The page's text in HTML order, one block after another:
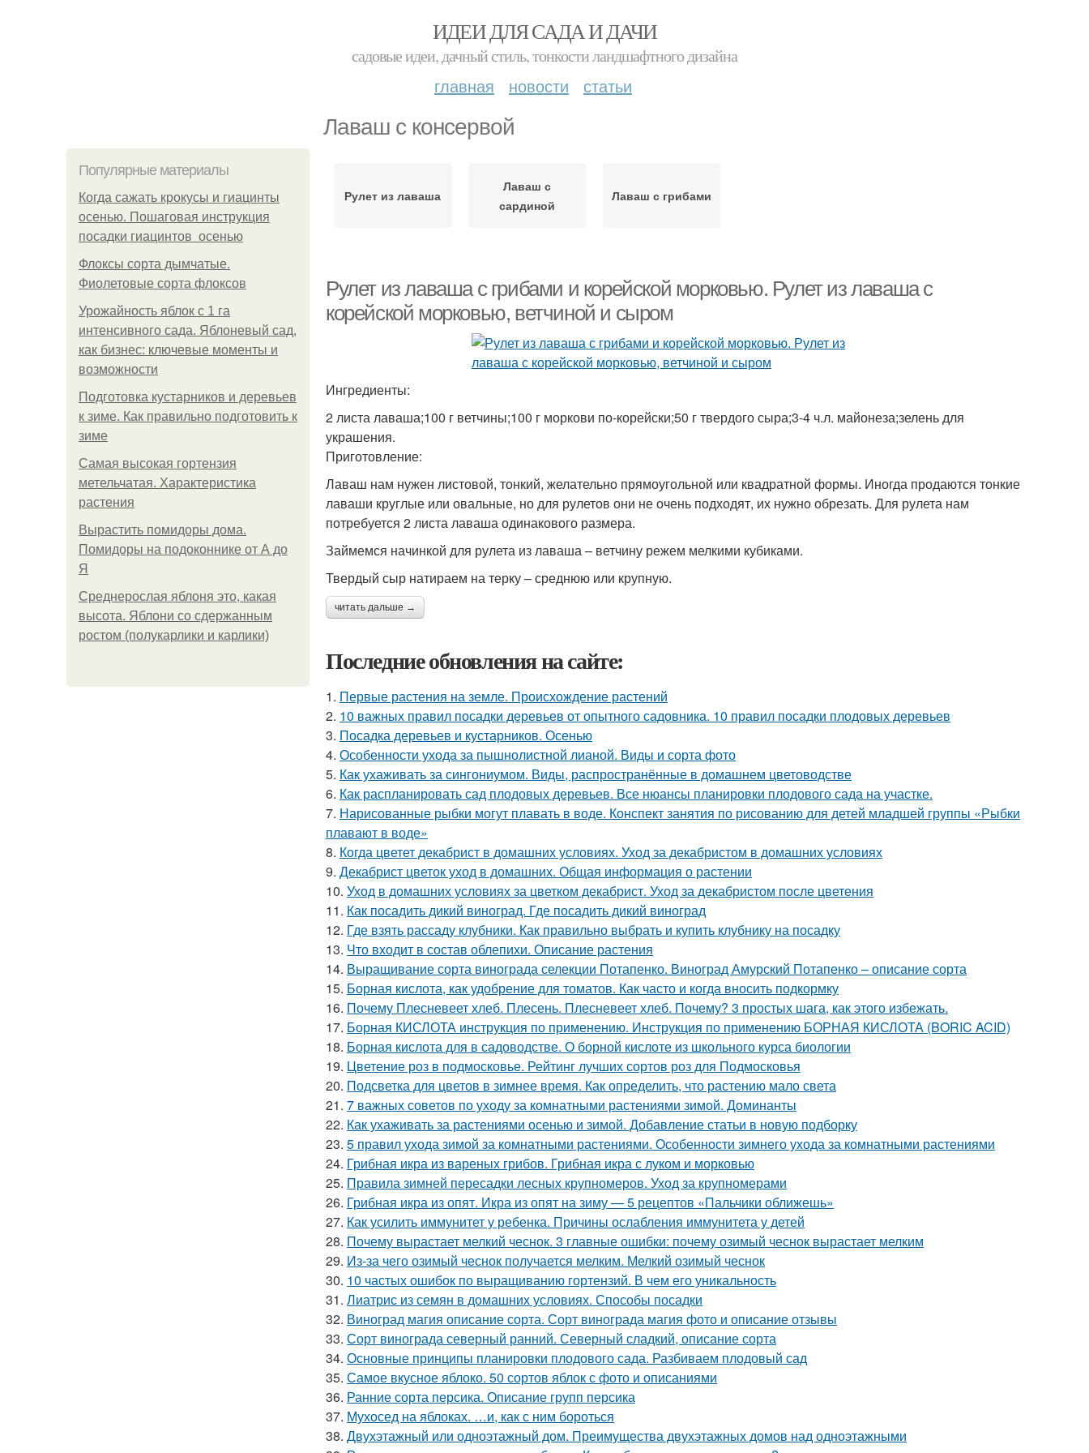
ИДЕИ ДЛЯ САДА И ДАЧИ
садовые идеи, дачный стиль, тонкости ландшафтного дизайна
главная новости статьи
Лаваш с консервой
Популярные материалы
Когда сажать крокусы и гиацинты
осенью. Пошаговая инструкция
посадки гиацинтов осенью
Флоксы сорта дымчатые.
Фиолетовые сорта флоксов
Урожайность яблок с 1 га
интенсивного сада. Яблоневый сад,
как бизнес: ключевые моменты и
возможности
Подготовка кустарников и деревьев
к зиме. Как правильно подготовить к
зиме
Самая высокая гортензия
метельчатая. Характеристика
растения
Вырастить помидоры дома.
Помидоры на подоконнике от А до
Я
Среднерослая яблоня это, какая
высота. Яблони со сдержанным
ростом (полукарлики и карлики)
Рулет из лаваша
Лаваш с
сардиной
Лаваш с грибами
Рулет из лаваша с грибами и корейской морковью. Рулет из лаваша с
корейской морковью, ветчиной и сыром
Ингредиенты:
2 листа лаваша;100 г ветчины;100 г моркови по-корейски;50 г твердого сыра;3-4 ч.л. майонеза;зелень для
украшения.
Приготовление:
Лаваш нам нужен листовой, тонкий, желательно прямоугольной или квадратной формы. Иногда продаются тонкие
лаваши круглые или овальные, но для рулетов они не очень подходят, их нужно обрезать. Для рулета нам
потребуется 2 листа лаваша одинакового размера.
Займемся начинкой для рулета из лаваша – ветчину режем мелкими кубиками.
Твердый сыр натираем на терку – среднюю или крупную.
читать дальше →
Последние обновления на сайте:
1. Первые растения на земле. Происхождение растений
2. 10 важных правил посадки деревьев от опытного садовника. 10 правил посадки плодовых деревьев
3. Посадка деревьев и кустарников. Осенью
4. Особенности ухода за пышнолистной лианой. Виды и сорта фото
5. Как ухаживать за сингониумом. Виды, распространённые в домашнем цветоводстве
6. Как распланировать сад плодовых деревьев. Все нюансы планировки плодового сада на участке.
7. Нарисованные рыбки могут плавать в воде. Конспект занятия по рисованию для детей младшей группы «Рыбки
плавают в воде»
8. Когда цветет декабрист в домашних условиях. Уход за декабристом в домашних условиях
9. Декабрист цветок уход в домашних. Общая информация о растении
10. Уход в домашних условиях за цветком декабрист. Уход за декабристом после цветения
11. Как посадить дикий виноград. Где посадить дикий виноград
12. Где взять рассаду клубники. Как правильно выбрать и купить клубнику на посадку
13. Что входит в состав облепихи. Описание растения
14. Выращивание сорта винограда селекции Потапенко. Виноград Амурский Потапенко – описание сорта
15. Борная кислота, как удобрение для томатов. Как часто и когда вносить подкормку
16. Почему Плесневеет хлеб. Плесень. Плесневеет хлеб. Почему? 3 простых шага, как этого избежать.
17. Борная КИСЛОТА инструкция по применению. Инструкция по применению БОРНАЯ КИСЛОТА (BORIC ACID)
18. Борная кислота для в садоводстве. О борной кислоте из школьного курса биологии
19. Цветение роз в подмосковье. Рейтинг лучших сортов роз для Подмосковья
20. Подсветка для цветов в зимнее время. Как определить, что растению мало света
21. 7 важных советов по уходу за комнатными растениями зимой. Доминанты
22. Как ухаживать за растениями осенью и зимой. Добавление статьи в новую подборку
23. 5 правил ухода зимой за комнатными растениями. Особенности зимнего ухода за комнатными растениями
24. Грибная икра из вареных грибов. Грибная икра с луком и морковью
25. Правила зимней пересадки лесных крупномеров. Уход за крупномерами
26. Грибная икра из опят. Икра из опят на зиму — 5 рецептов «Пальчики оближешь»
27. Как усилить иммунитет у ребенка. Причины ослабления иммунитета у детей
28. Почему вырастает мелкий чеснок. 3 главные ошибки: почему озимый чеснок вырастает мелким
29. Из-за чего озимый чеснок получается мелким. Мелкий озимый чеснок
30. 10 частых ошибок по выращиванию гортензий. В чем его уникальность
31. Лиатрис из семян в домашних условиях. Способы посадки
32. Виноград магия описание сорта. Сорт винограда магия фото и описание отзывы
33. Сорт винограда северный ранний. Северный сладкий, описание сорта
34. Основные принципы планировки плодового сада. Разбиваем плодовый сад
35. Самое вкусное яблоко. 50 сортов яблок с фото и описаниями
36. Ранние сорта персика. Описание групп персика
37. Мухосед на яблоках. …и, как с ним бороться
38. Двухэтажный или одноэтажный дом. Преимущества двухэтажных домов над одноэтажными